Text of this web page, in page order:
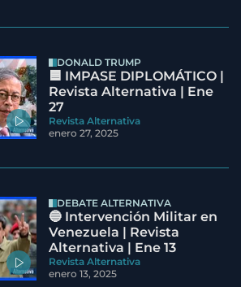
DONALD TRUMP
🟦 IMPASE DIPLOMÁTICO |
Revista Alternativa | Ene
27
Revista Alternativa
enero 27, 2025
DEBATE ALTERNATIVA
🔵 Intervención Militar en
Venezuela | Revista
Alternativa | Ene 13
Revista Alternativa
enero 13, 2025